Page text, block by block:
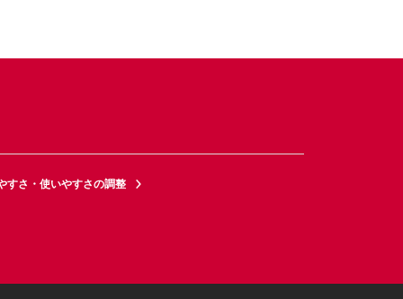
すさ・使いやすさの調整